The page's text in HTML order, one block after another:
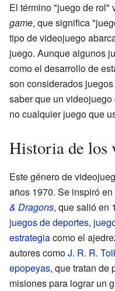
El término "juego de rol"
game, que significa
tipo de videojuego
juego. Aunque algunos
como el desarrollo de
son considerados
saber que un
no cualquier juego que
Historia de los
Este género de
años 1970. Se inspiró
& Dragons, que salió en
juegos de deportes,
estrategiacomo el
autores comoJ. R. R.
epopeyas, que tratan de
misiones para lograr un